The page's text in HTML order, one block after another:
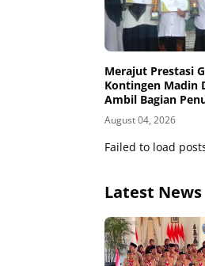
Merajut Prestasi
Kontingen Madin
Ambil Bagian
dalam Seleksi
Campurdarat 2026
August 04, 2026
Failed to load
Latest News